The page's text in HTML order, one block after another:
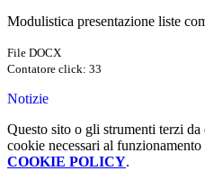
Modulistica presentazione liste
File DOCX
Contatore click: 33
Notizie
Questo sito o gli strumenti terzi
cookie necessari al
COOKIE POLICY.